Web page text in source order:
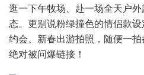
逛一下午牧场、赴一场全天户
态。更别说粉绿撞色的情侣款
约会、新春出游拍照，随便一
绝对被问爆链接！